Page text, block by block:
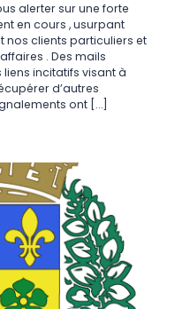
alerter sur une forte
en cours , usurpant
nos clients particuliers et
. Des mails
incitatifs visant à
d’autres
ont […]